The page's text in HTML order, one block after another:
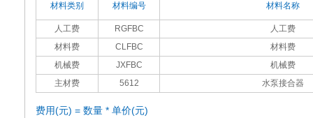
材料类别 材料编号 材料名称
人工费 RGFBC
人工费
材料费
CLFBC
材料费
机械费
JXFBC
机械费
主材费
5612 水泵接合器
费用(元) = 数量 * 单价(元)